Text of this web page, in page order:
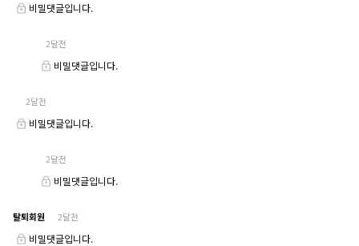
비밀댓글입니다.
2달전
비밀댓글입니다.
2달전
비밀댓글입니다.
2달전
비밀댓글입니다.
탈퇴회원 2달전
비밀댓글입니다.